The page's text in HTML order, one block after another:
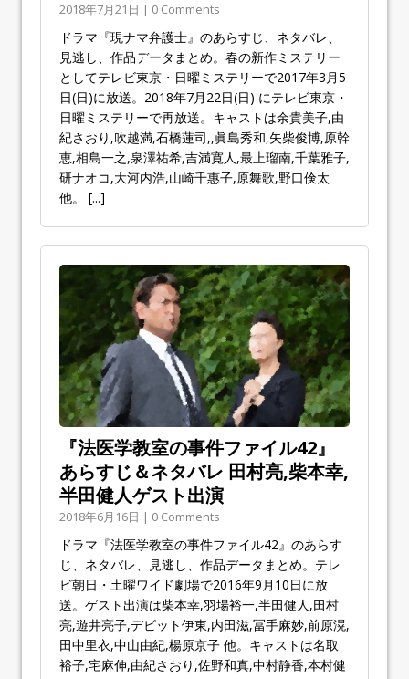
2018年7月21日 | 0 Comments
ドラマ『現ナマ弁護士』のあらすじ、ネタバレ、
見逃し、作品データまとめ。春の新作ミステリー
としてテレビ東京・日曜ミステリーで2017年3月5
日(日)に放送。2018年7月22日(日) にテレビ東京・
日曜ミステリーで再放送。キャストは余貴美子,由
紀さおり,吹越満,石橋蓮司,,眞島秀和,矢柴俊博,原幹
恵,相島一之,泉澤祐希,吉満寛人,最上瑠南,千葉雅子,
研ナオコ,大河内浩,山崎千惠子,原舞歌,野口倹太
他。 [...]
『法医学教室の事件ファイル42』
あらすじ＆ネタバレ 田村亮,柴本幸,
半田健人ゲスト出演
2018年6月16日 | 0 Comments
ドラマ『法医学教室の事件ファイル42』のあらす
じ、ネタバレ、見逃し、作品データまとめ。テレ
ビ朝日・土曜ワイド劇場で2016年9月10日に放
送。ゲスト出演は柴本幸,羽場裕一,半田健人,田村
亮,遊井亮子,デビット伊東,内田滋,冨手麻妙,前原滉,
田中里衣,中山由紀,楊原京子 他。キャストは名取
裕子,宅麻伸,由紀さおり,佐野和真,中村静香,本村健